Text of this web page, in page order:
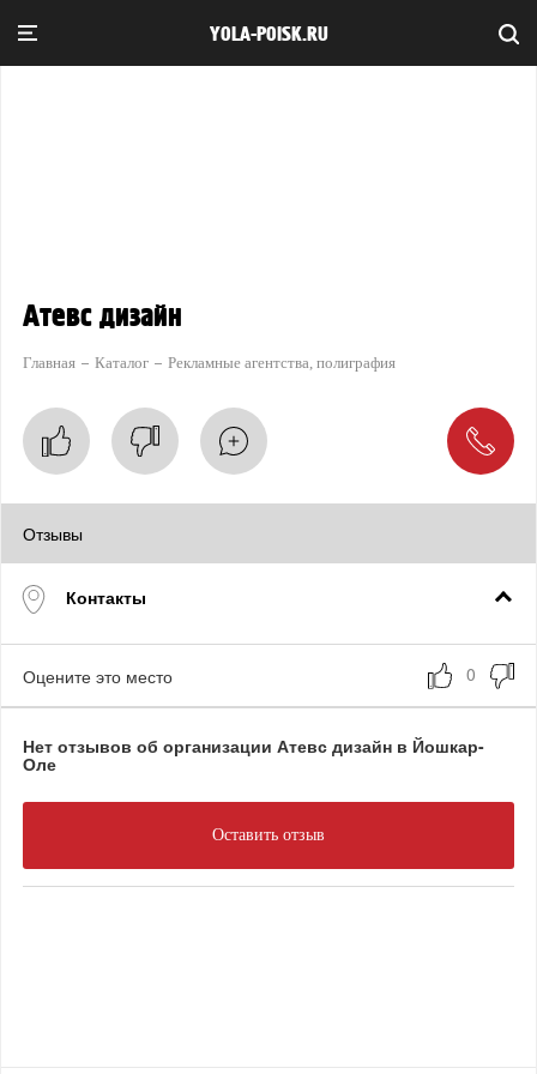
YOLA-POISK.RU
Атевс дизайн
Главная Каталог Рекламные агентства, полиграфия
Отзывы
Контакты
Оцените это место
Нет отзывов об организации Атевс дизайн в Йошкар-
Оле
Оставить отзыв